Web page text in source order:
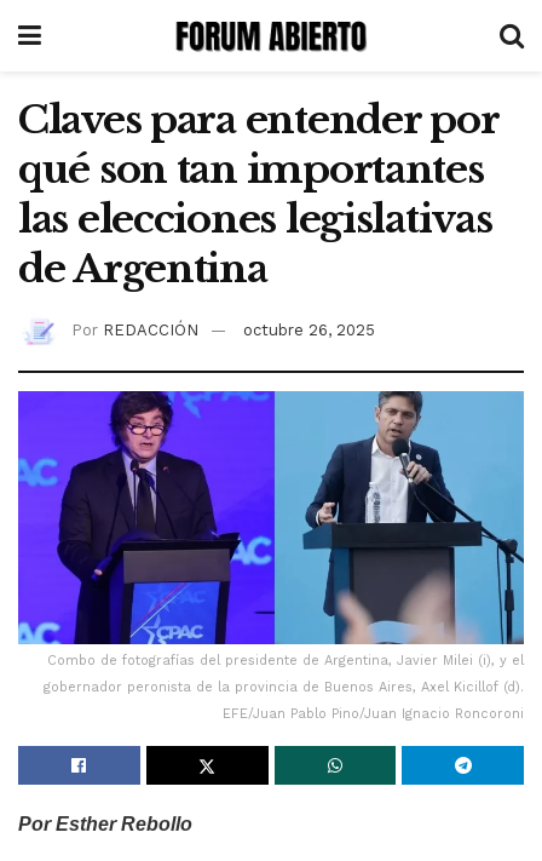
Claves para entender por
qué son tan importantes
las elecciones legislativas
de Argentina
Por REDACCIÓN octubre 26, 2025
Combo de fotografías del presidente de Argentina, Javier Milei (i), y el
gobernador peronista de la provincia de Buenos Aires, Axel Kicillof (d).
EFE/Juan Pablo Pino/Juan Ignacio Roncoroni
Por Esther Rebollo